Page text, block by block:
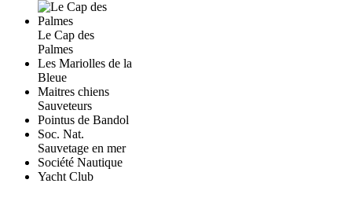
Le Cap des
Palmes
Les Mariolles de la
Bleue
Maitres chiens
Sauveteurs
Pointus de Bandol
Soc. Nat.
Sauvetage en mer
Société Nautique
Yacht Club